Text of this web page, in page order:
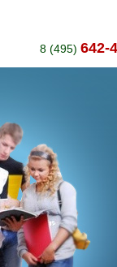
8 (495) 642-